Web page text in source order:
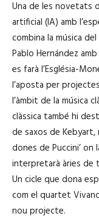
Una de les novetats
artificial (IA) amb
combina la música
Pablo Hernández
es farà l’Església-
l’aposta per
l’àmbit de la música
clàssica també hi
de saxos de Kebyart,
dones de Puccini’ on
interpretarà àries de
Un cicle que dona
com el quartet
nou projecte.